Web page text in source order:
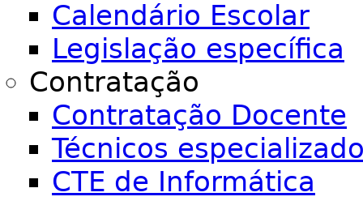
Calendário Escolar
Legislação específica
Contratação
Contratação Docente
Técnicos
CTE de Informática